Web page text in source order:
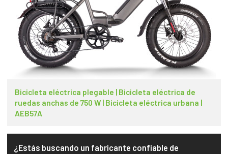
Bicicleta eléctrica plegable | Bicicleta eléctrica de
ruedas anchas de 750 W | Bicicleta eléctrica urbana |
AEB57A
¿Estás buscando un fabricante confiable de